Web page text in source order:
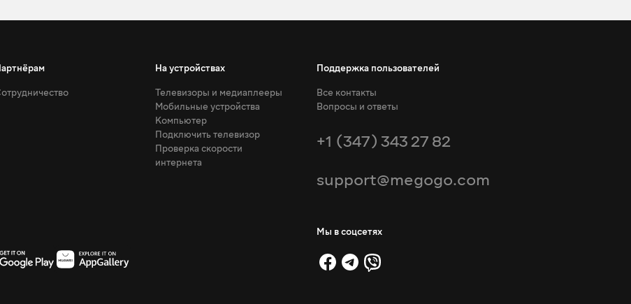
На устройствах
Телевизоры и медиаплееры
Мобильные устройства
Компьютер
Подключить телевизор
Проверка скорости
интернета
Поддержка пользователей
Все контакты
Вопросы и ответы
+1 (347) 343 27 82
support@megogo.com
Мы в соцсетях